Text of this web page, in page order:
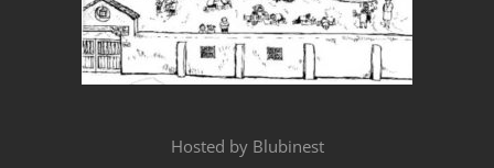
Hosted by Blubinest